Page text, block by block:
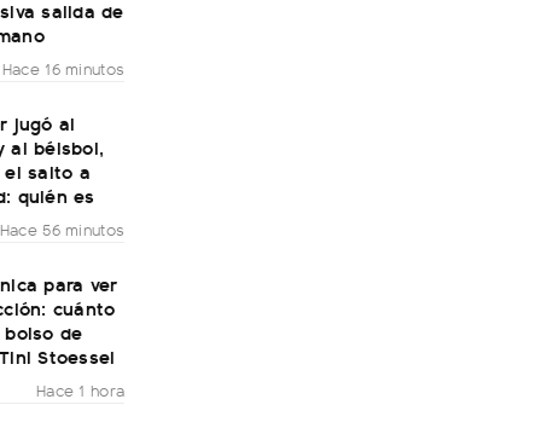
salida de
Hace 16 minutos
jugó al
al béisbol,
el salto a
quién es
Hace 56 minutos
para ver
cuánto
de
Stoessel
Hace 1 hora